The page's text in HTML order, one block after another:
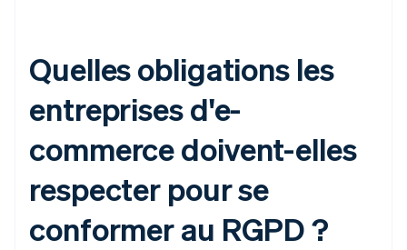
Quelles obligations les
entreprises d'e-
commerce doivent-elles
respecter pour se
conformer au RGPD ?